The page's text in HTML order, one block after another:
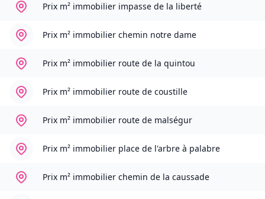
Prix m² immobilier impasse de la liberté
Prix m² immobilier chemin notre dame
Prix m² immobilier route de la quintou
Prix m² immobilier route de coustille
Prix m² immobilier route de malségur
Prix m² immobilier place de l'arbre à palabre
Prix m² immobilier chemin de la caussade